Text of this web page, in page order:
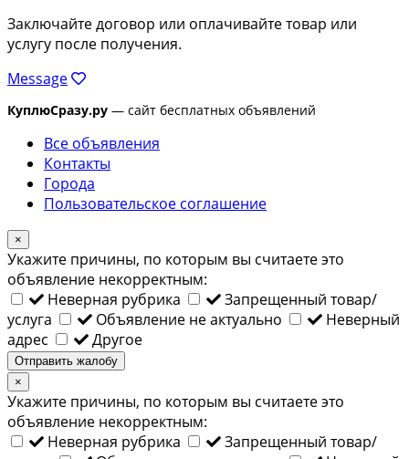
Заключайте договор или оплачивайте товар или
услугу после получения.
Message
КуплюСразу.ру — сайт бесплатных объявлений
Все объявления
Контакты
Города
Пользовательское соглашение
×
Укажите причины, по которым вы считаете это
объявление некорректным:
Неверная рубрика
Запрещенный товар/
услуга
Объявление не актуально
Неверный
адрес
Другое
Отправить жалобу
×
Укажите причины, по которым вы считаете это
объявление некорректным:
Неверная рубрика
Запрещенный товар/